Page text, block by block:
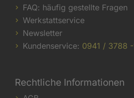
FAQ: häufig gestellte Fragen
Werkstattservice
Newsletter
Kundenservice: 0941 / 3788 -
Rechtliche Informationen